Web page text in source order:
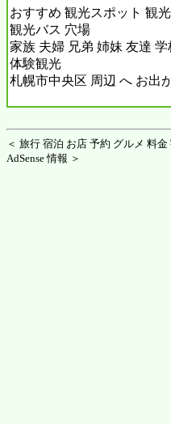
おすすめ 観光スポット 観
観光バス 穴場
家族 夫婦 兄弟 姉妹 友達
体験観光
札幌市中央区 周辺 へ お出
＜ 旅行 宿泊 お店 予約 グルメ 料
AdSense 情報 ＞